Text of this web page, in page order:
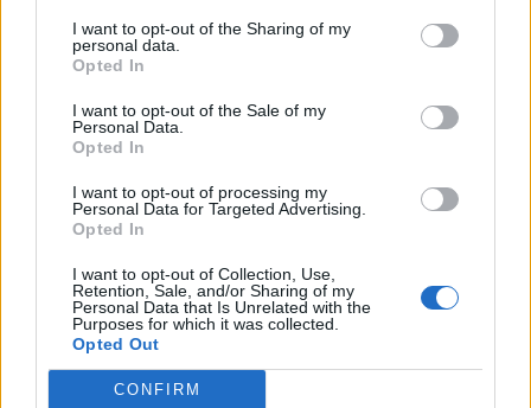
I want to opt-out of the Sharing of my
personal data.
Opted In
I want to opt-out of the Sale of my
Personal Data.
Opted In
I want to opt-out of processing my
Personal Data for Targeted Advertising.
Opted In
I want to opt-out of Collection, Use,
Retention, Sale, and/or Sharing of my
Personal Data that Is Unrelated with the
Purposes for which it was collected.
Opted Out
CONFIRM
Funktionen der App für optimales
Allergie-Management
Die Pollenflug & Pollen Alarm App bietet umfassende
Werkzeuge für Allergiker in Zwickau: